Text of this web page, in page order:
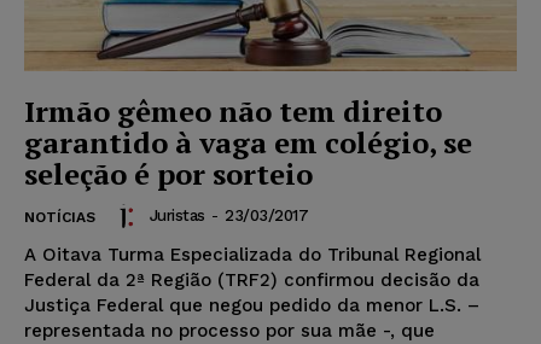
Irmão gêmeo não tem direito
garantido à vaga em colégio, se
seleção é por sorteio
NOTÍCIAS Juristas - 23/03/2017
A Oitava Turma Especializada do Tribunal Regional
Federal da 2ª Região (TRF2) confirmou decisão da
Justiça Federal que negou pedido da menor L.S. –
representada no processo por sua mãe -, que